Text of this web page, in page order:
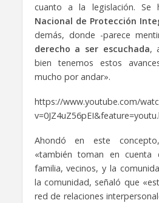
cuanto a la legislación. Se
Nacional de Protección
demás, donde -parece
derecho a ser escuchada,
bien tenemos estos
mucho por andar».
https://www.youtube.com/
Ahondó en este
«también toman en
familia, vecinos, y la
la comunidad, señaló que
red de relaciones